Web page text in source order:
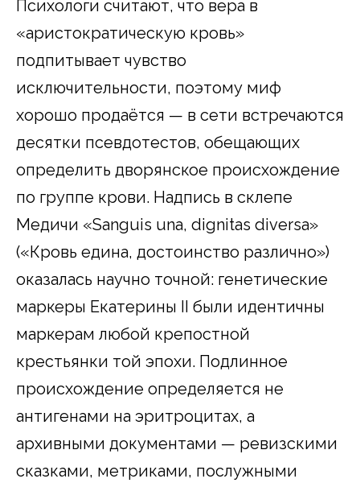
Психологи считают, что вера в
«аристократическую кровь»
подпитывает чувство
исключительности, поэтому миф
хорошо продаётся — в сети встречаются
десятки псевдотестов, обещающих
определить дворянское происхождение
по группе крови. Надпись в склепе
Медичи «Sanguis una, dignitas diversa»
(«Кровь едина, достоинство различно»)
оказалась научно точной: генетические
маркеры Екатерины II были идентичны
маркерам любой крепостной
крестьянки той эпохи. Подлинное
происхождение определяется не
антигенами на эритроцитах, а
архивными документами — ревизскими
сказками, метриками, послужными